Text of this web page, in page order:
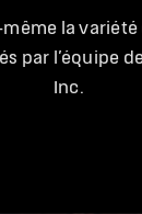
la
par l’équipe
Inc.